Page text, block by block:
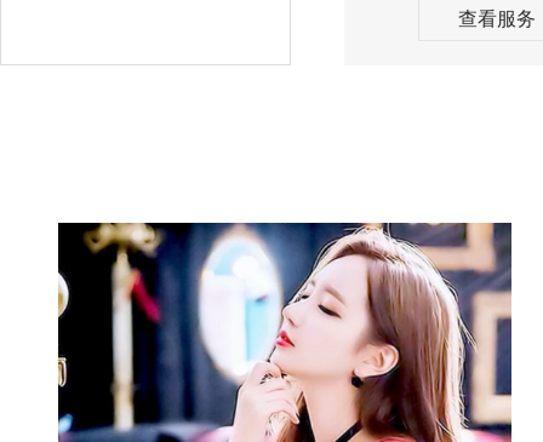
查看服务